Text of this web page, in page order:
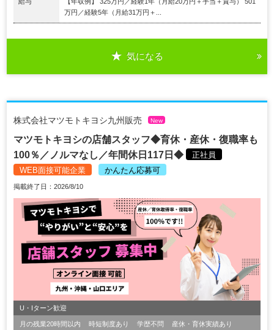
万円／経験5年（⽉給31万円＋...
気になる
株式会社マツモトキヨシ九州販売 New
マツモトキヨシの店舗スタッフ◆育休・産休・復職率も
100％／ノルマなし／年間休日117日◆
正社員
WEB面接可能企業
かんたん応募可
掲載終了日：2026/8/10
U・Iターン歓迎
月の残業20時間以内 時短制度あり 学歴不問
産休・育休実績あり